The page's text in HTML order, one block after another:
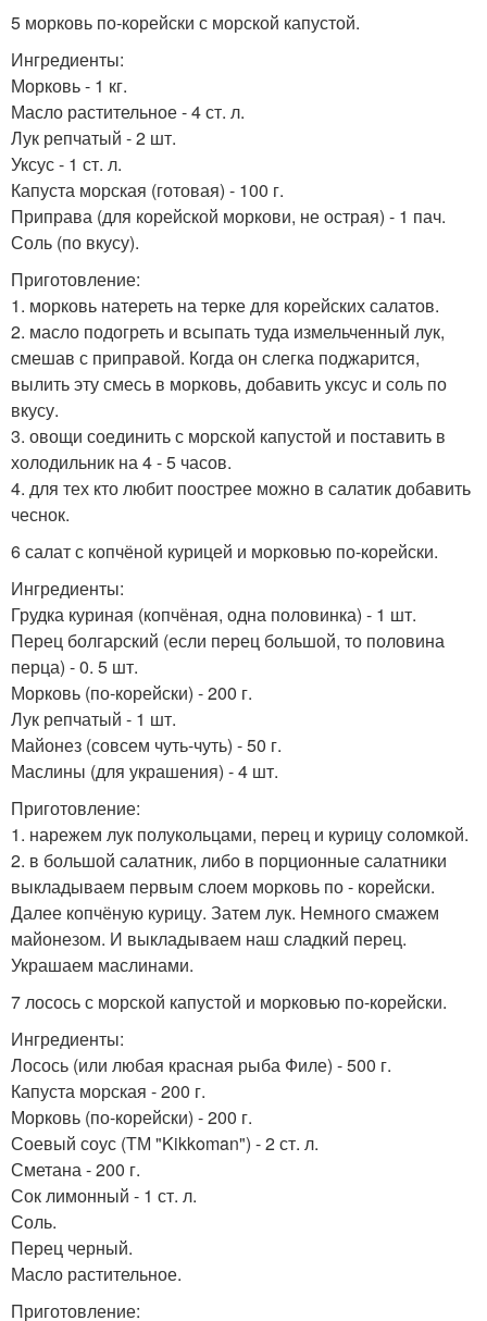
5 морковь по-корейски с морской капустой.
Ингредиенты:
Морковь - 1 кг.
Масло растительное - 4 ст. л.
Лук репчатый - 2 шт.
Уксус - 1 ст. л.
Капуста морская (готовая) - 100 г.
Приправа (для корейской моркови, не острая) - 1 пач.
Соль (по вкусу).
Приготовление:
1. морковь натереть на терке для корейских салатов.
2. масло подогреть и всыпать туда измельченный лук,
смешав с приправой. Когда он слегка поджарится,
вылить эту смесь в морковь, добавить уксус и соль по
вкусу.
3. овощи соединить с морской капустой и поставить в
холодильник на 4 - 5 часов.
4. для тех кто любит поострее можно в салатик добавить
чеснок.
6 салат с копчёной курицей и морковью по-корейски.
Ингредиенты:
Грудка куриная (копчёная, одна половинка) - 1 шт.
Перец болгарский (если перец большой, то половина
перца) - 0. 5 шт.
Морковь (по-корейски) - 200 г.
Лук репчатый - 1 шт.
Майонез (совсем чуть-чуть) - 50 г.
Маслины (для украшения) - 4 шт.
Приготовление:
1. нарежем лук полукольцами, перец и курицу соломкой.
2. в большой салатник, либо в порционные салатники
выкладываем первым слоем морковь по - корейски.
Далее копчёную курицу. Затем лук. Немного смажем
майонезом. И выкладываем наш сладкий перец.
Украшаем маслинами.
7 лосось с морской капустой и морковью по-корейски.
Ингредиенты:
Лосось (или любая красная рыба Филе) - 500 г.
Капуста морская - 200 г.
Морковь (по-корейски) - 200 г.
Соевый соус (ТМ "Kikkoman") - 2 ст. л.
Сметана - 200 г.
Сок лимонный - 1 ст. л.
Соль.
Перец черный.
Масло растительное.
Приготовление: